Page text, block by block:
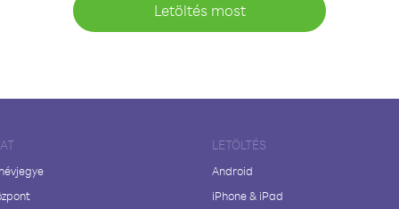
Letöltés most
LETÖLTÉS
Android
iPhone & iPad